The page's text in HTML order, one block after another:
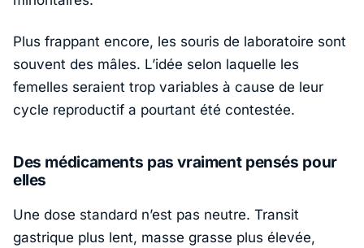
Plus frappant encore, les souris de laboratoire sont
souvent des mâles. L’idée selon laquelle les
femelles seraient trop variables à cause de leur
cycle reproductif a pourtant été contestée.
Des médicaments pas vraiment pensés pour
elles
Une dose standard n’est pas neutre. Transit
gastrique plus lent, masse grasse plus élevée,